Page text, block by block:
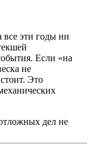
все эти годы ни
Если «на
не
Это
дел не